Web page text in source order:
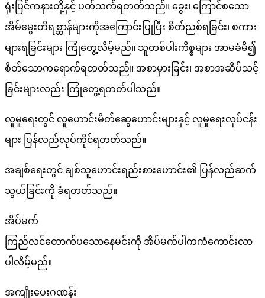
ရုံးပြင်ကနားတို့နှင့် ပတ်သက်ရတတ်သည်။ ခွေး၊ ကြောင်စသော
အိမ်မွေးတိရစ္ဆာန်များကိုအကြောင်းပြုပြီး စိတ်ညစ်ရခြင်း၊ စကား
များရခြင်းများ ကြုံတွေ့လိမ့်မည်။ သူတစ်ပါးကိစ္စများ အာမခံမိ၍
စိတ်သောကရောက်ရတတ်သည်။ အစာမှားခြင်း၊ အစာအဆိပ်သင့်
ခြင်းများလည်း ကြုံတွေ့ရတတ်ပါသည်။
လူမှုရေးတွင် လူဟောင်းမိတ်ဆွေဟောင်းများနှင့် လူမှုရေးလုပ်ငန်း
များ ပြန်လည်လုပ်ကိုင်ရတတ်သည်။
အချစ်ရေးတွင် ချစ်သူဟောင်းရည်းစားဟောင်း၏ ပြန်လည်ဆက်
သွယ်ခြင်းကို ခံရတတ်သည်။
အိပ်မက်
ကြည်လင်တောက်ပသောနေမင်းကို အိပ်မက်ပါကကံကောင်းလာ
ပါလိမ့်မည်။
အကျိုးပေးဂဏန်း